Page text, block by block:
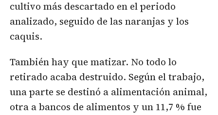
cultivo más descartado en el periodo
analizado, seguido de las naranjas y los
caquis.
También hay que matizar. No todo lo
retirado acaba destruido. Según el trabajo,
una parte se destinó a alimentación animal,
otra a bancos de alimentos y un 11,7 % fue